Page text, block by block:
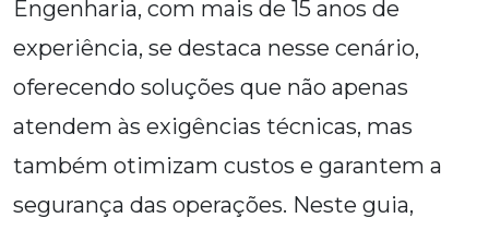
Engenharia, com mais de 15 anos de
experiência, se destaca nesse cenário,
oferecendo soluções que não apenas
atendem às exigências técnicas, mas
também otimizam custos e garantem a
segurança das operações. Neste guia,